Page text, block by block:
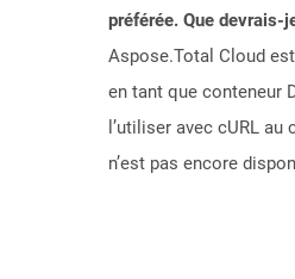
préférée. Que devrais-
Aspose.Total Cloud
en tant que conteneur
l’utiliser avec cURL
n’est pas encore